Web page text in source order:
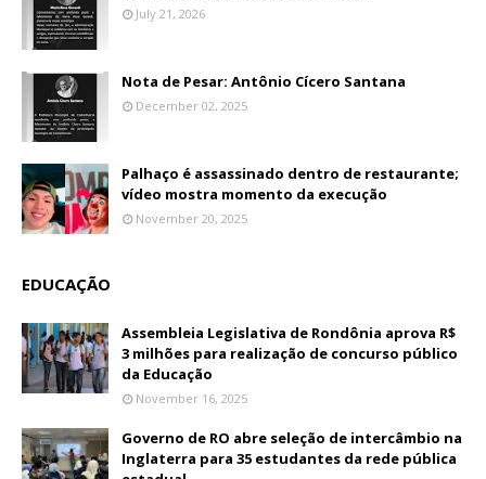
July 21, 2026
Nota de Pesar: Antônio Cícero Santana
December 02, 2025
Palhaço é assassinado dentro de restaurante;
vídeo mostra momento da execução
November 20, 2025
EDUCAÇÃO
Assembleia Legislativa de Rondônia aprova R$
3 milhões para realização de concurso público
da Educação
November 16, 2025
Governo de RO abre seleção de intercâmbio na
Inglaterra para 35 estudantes da rede pública